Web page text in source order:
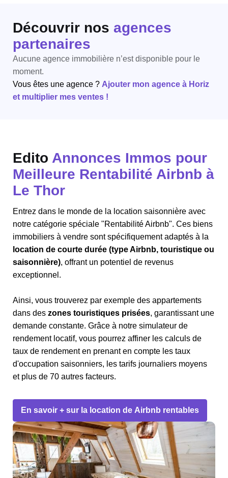
Découvrir nos agences
partenaires
Aucune agence immobilière n’est disponible pour le
moment.
Vous êtes une agence ? Ajouter mon agence à Horiz
et multiplier mes ventes !
Edito Annonces Immos pour
Meilleure Rentabilité Airbnb à
Le Thor
Entrez dans le monde de la location saisonnière avec
notre catégorie spéciale "Rentabilité Airbnb". Ces biens
immobiliers à vendre sont spécifiquement adaptés à la
location de courte durée (type Airbnb, touristique ou
saisonnière), offrant un potentiel de revenus
exceptionnel.
Ainsi, vous trouverez par exemple des appartements
dans des zones touristiques prisées, garantissant une
demande constante. Grâce à notre simulateur de
rendement locatif, vous pourrez affiner les calculs de
taux de rendement en prenant en compte les taux
d'occupation saisonniers, les tarifs journaliers moyens
et plus de 70 autres facteurs.
En savoir + sur la location de Airbnb rentables